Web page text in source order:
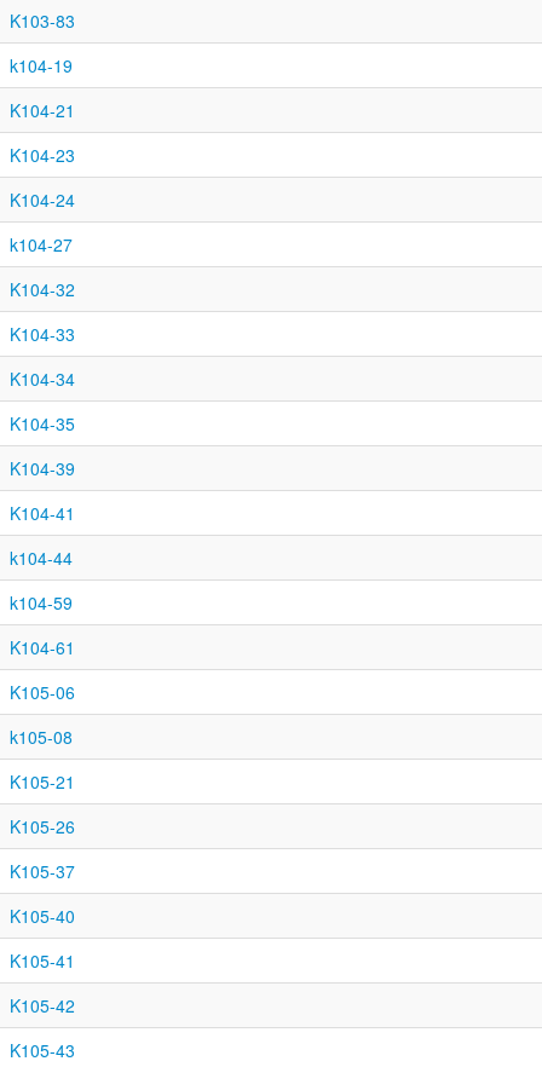
K103-83
k104-19
K104-21
K104-23
K104-24
k104-27
K104-32
K104-33
K104-34
K104-35
K104-39
K104-41
k104-44
k104-59
K104-61
K105-06
k105-08
K105-21
K105-26
K105-37
K105-40
K105-41
K105-42
K105-43